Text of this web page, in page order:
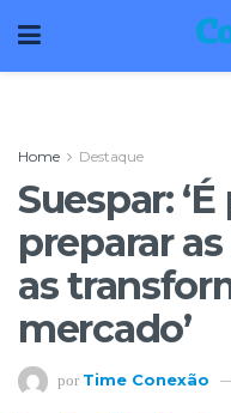
Home Destaque
Suespar:
preparar
as
mercado’
por Time Conexão